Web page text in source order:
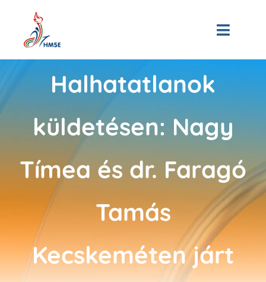
content
Toggle
Hírek
Tagjaink
3D Múzeum
Események
Kapcsolat
Halhatatlanok
küldetésen: Nagy
Tímea és dr. Faragó
Tamás
Kecskeméten járt